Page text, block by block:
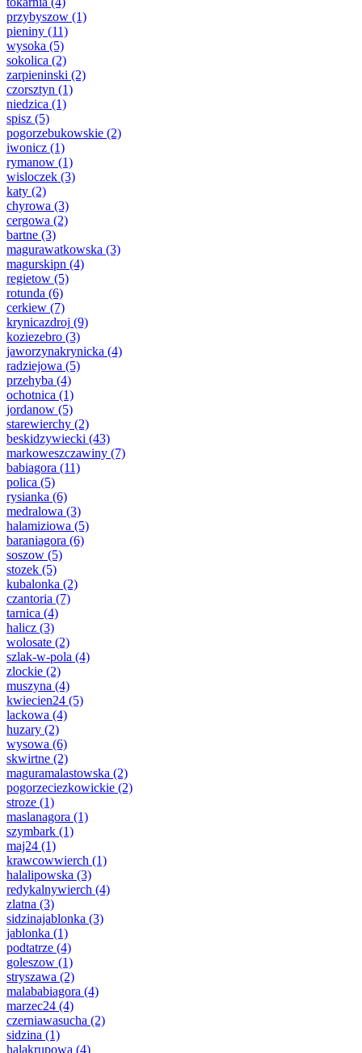
przybyszow (1)
pieniny (11)
wysoka (5)
sokolica (2)
zarpieninski (2)
czorsztyn (1)
niedzica (1)
spisz (5)
pogorzebukowskie (2)
iwonicz (1)
rymanow (1)
wisloczek (3)
katy (2)
chyrowa (3)
cergowa (2)
bartne (3)
magurawatkowska (3)
magurskipn (4)
regietow (5)
rotunda (6)
cerkiew (7)
krynicazdroj (9)
koziezebro (3)
jaworzynakrynicka (4)
radziejowa (5)
przehyba (4)
ochotnica (1)
jordanow (5)
starewierchy (2)
beskidzywiecki (43)
markoweszczawiny (7)
babiagora (11)
polica (5)
rysianka (6)
medralowa (3)
halamiziowa (5)
baraniagora (6)
soszow (5)
stozek (5)
kubalonka (2)
czantoria (7)
tarnica (4)
halicz (3)
wolosate (2)
szlak-w-pola (4)
zlockie (2)
muszyna (4)
kwiecien24 (5)
lackowa (4)
huzary (2)
wysowa (6)
skwirtne (2)
maguramalastowska (2)
pogorzeciezkowickie (2)
stroze (1)
maslanagora (1)
szymbark (1)
maj24 (1)
krawcowwierch (1)
halalipowska (3)
redykalnywierch (4)
zlatna (3)
sidzinajablonka (3)
jablonka (1)
podtatrze (4)
goleszow (1)
stryszawa (2)
malababiagora (4)
marzec24 (4)
czerniawasucha (2)
sidzina (1)
halakrupowa (4)